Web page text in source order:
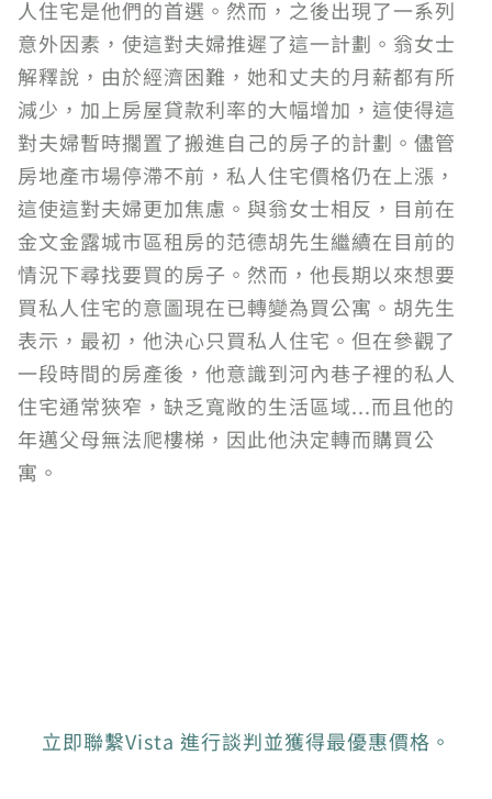
人住宅是他們的首選。然而，之後出現了一系列
意外因素，使這對夫婦推遲了這一計劃。翁女士
解釋說，由於經濟困難，她和丈夫的月薪都有所
減少，加上房屋貸款利率的大幅增加，這使得這
對夫婦暫時擱置了搬進自己的房子的計劃。儘管
房地產市場停滯不前，私人住宅價格仍在上漲，
這使這對夫婦更加焦慮。與翁女士相反，目前在
金文金露城市區租房的范德胡先生繼續在目前的
情況下尋找要買的房子。然而，他長期以來想要
買私人住宅的意圖現在已轉變為買公寓。胡先生
表示，最初，他決心只買私人住宅。但在參觀了
一段時間的房產後，他意識到河內巷子裡的私人
住宅通常狹窄，缺乏寬敞的生活區域...而且他的
年邁父母無法爬樓梯，因此他決定轉而購買公
寓。
立即聯繫Vista 進行談判並獲得最優惠價格。